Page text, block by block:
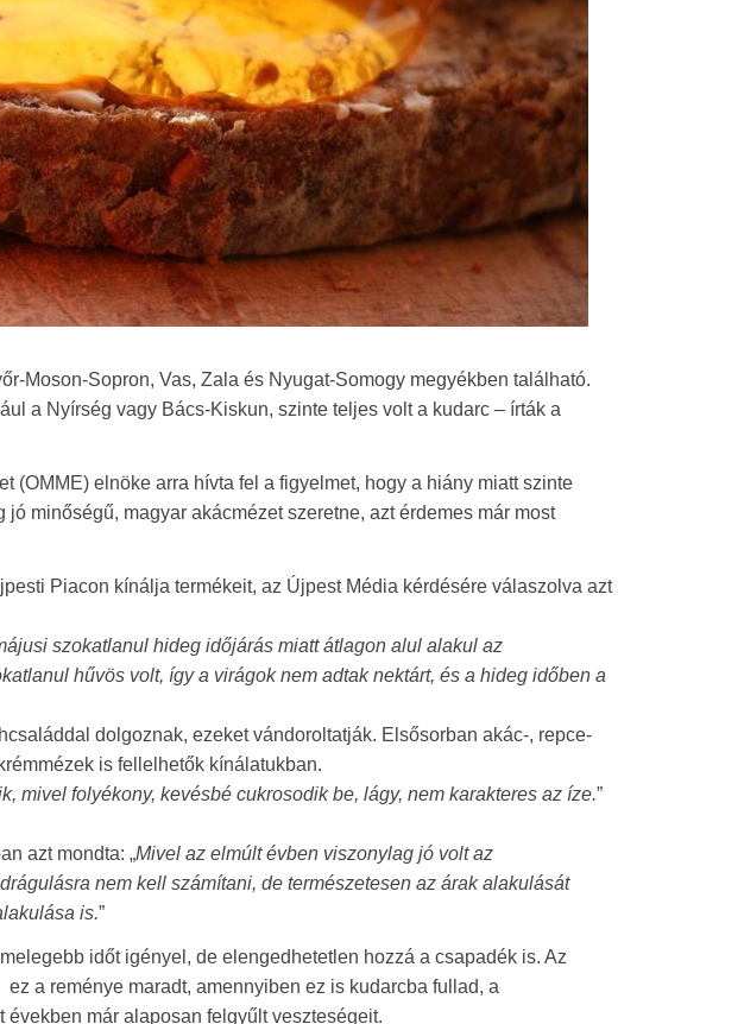
Moson-Sopron, Vas, Zala és Nyugat-Somogy megyékben található.
a Nyírség vagy Bács-Kiskun, szinte teljes volt a kudarc – írták a
(OMME) elnöke arra hívta fel a figyelmet, hogy a hiány miatt szinte
minőségű, magyar akácmézet szeretne, azt érdemes már most
Piacon kínálja termékeit, az Újpest Média kérdésére válaszolva azt
szokatlanul hideg időjárás miatt átlagon alul alakul az
hűvös volt, így a virágok nem adtak nektárt, és a hideg időben a
dolgoznak, ezeket vándoroltatják. Elsősorban akác-, repce-
is fellelhetők kínálatukban.
mivel folyékony, kevésbé cukrosodik be, lágy, nem karakteres az íze.”
azt mondta: „Mivel az elmúlt évben viszonylag jó volt az
nem kell számítani, de természetesen az árak alakulását
is.”
időt igényel, de elengedhetetlen hozzá a csapadék is. Az
a reménye maradt, amennyiben ez is kudarcba fullad, a
már alaposan felgyűlt veszteségeit.